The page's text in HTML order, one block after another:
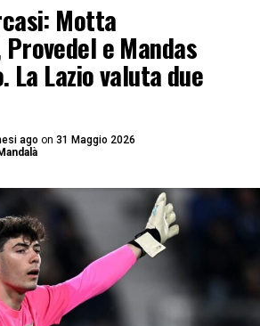
Motta
e Mandas
La Lazio valuta due
ago on 31 Maggio 2026